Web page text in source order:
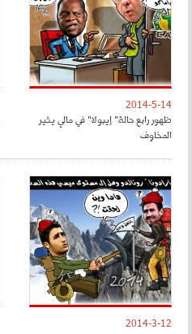
2014-5-14
ظهور رابع حالة" إيبولا" في مالي يثير
المخاوف
2014-3-12